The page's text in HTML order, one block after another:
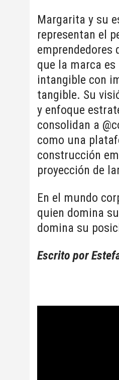
Margarita y su
representan el
emprendedores
que la marca
intangible con
tangible. Su
y enfoque
consolidan a
como una
construcción
proyección de
En el mundo
quien domina
domina su
Escrito por